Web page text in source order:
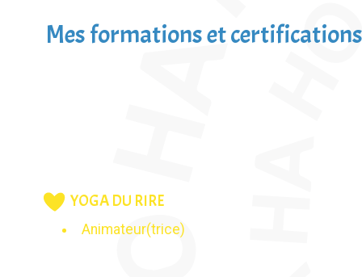
Mes formations et
YOGA DU RIRE
Animateur(trice)